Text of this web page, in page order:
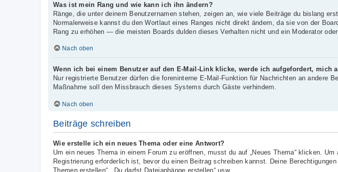
Was ist mein Rang und wie kann ich ihn ändern?
Ränge, die unter deinem Benutzernamen stehen, zeigen an, wie viele Beiträge du bislang
Normalerweise kannst du den Wortlaut eines Ranges nicht direkt ändern, da sie von der
Rang zu erhöhen — die meisten Boards dulden dieses Verhalten nicht und ein Moderator
Nach oben
Wenn ich bei einem Benutzer auf den E-Mail-Link klicke, werde ich aufgefordert, mich
Nur registrierte Benutzer dürfen die foreninterne E-Mail-Funktion für Nachrichten an andere
Maßnahme soll den Missbrauch dieses Systems durch Gäste verhindern.
Nach oben
Beiträge schreiben
Wie erstelle ich ein neues Thema oder eine Antwort?
Um ein neues Thema in einem Forum zu eröffnen, musst du auf „Neues Thema“ klicken.
Registrierung erforderlich ist, bevor du einen Beitrag schreiben kannst. Deine
Themen erstellen“, „Du darfst Dateianhänge erstellen“ usw.